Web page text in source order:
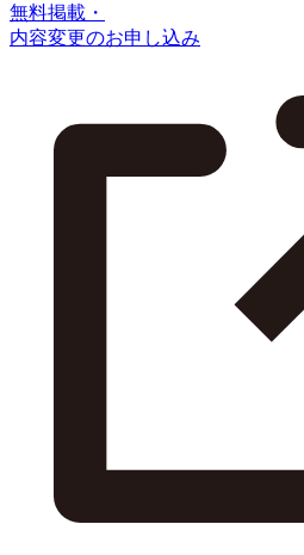
無料掲載・
内容変更のお申し込み